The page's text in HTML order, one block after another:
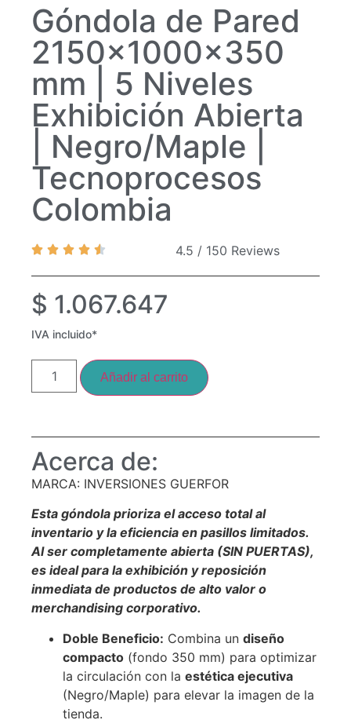
Góndola de Pared
2150x1000x350
mm | 5 Niveles
Exhibición Abierta
| Negro/Maple |
Tecnoprocesos
Colombia
4.5 / 150 Reviews
$ 1.067.647
IVA incluido*
Añadir al carrito
Acerca de:
MARCA: INVERSIONES GUERFOR
Esta góndola prioriza el acceso total al
inventario y la eficiencia en pasillos limitados.
Al ser completamente abierta (SIN PUERTAS),
es ideal para la exhibición y reposición
inmediata de productos de alto valor o
merchandising corporativo.
Doble Beneficio: Combina un diseño
compacto (fondo 350 mm) para optimizar
la circulación con la estética ejecutiva
(Negro/Maple) para elevar la imagen de la
tienda.